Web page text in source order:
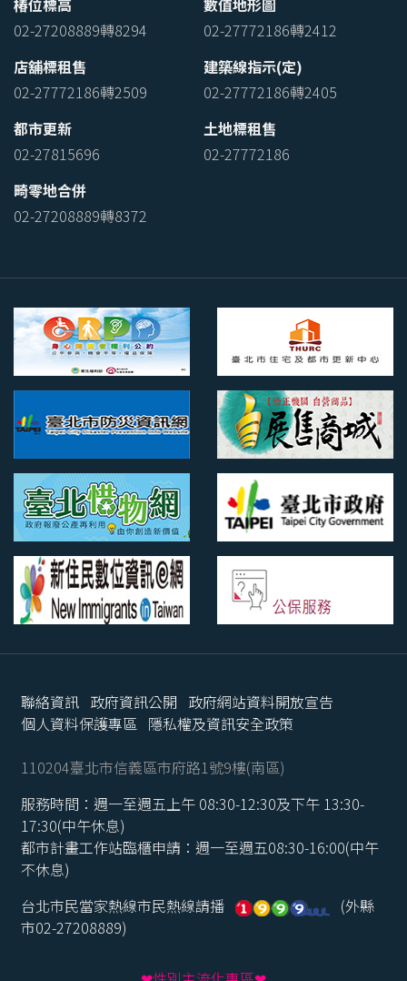
椿位標高
02-27208889轉8294
數值地形圖
02-27772186轉2412
店舖標租售
02-27772186轉2509
建築線指示(定)
02-27772186轉2405
都市更新
02-27815696
土地標租售
02-27772186
畸零地合併
02-27208889轉8372
聯絡資訊 政府資訊公開 政府網站資料開放宣告
個人資料保護專區 隱私權及資訊安全政策
110204臺北市信義區市府路1號9樓(南區)
服務時間：週一至週五上午 08:30-12:30及下午 13:30-
17:30(中午休息)
都市計畫工作站臨櫃申請：週一至週五08:30-16:00(中午
不休息)
台北市民當家熱線市民熱線請播
(外縣
市02-27208889)